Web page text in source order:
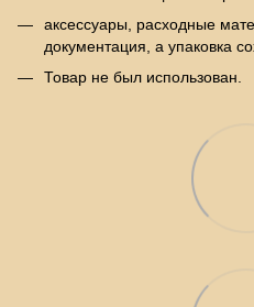
аксессуары, расходные
документация, а упаковка
Товар не был использован.